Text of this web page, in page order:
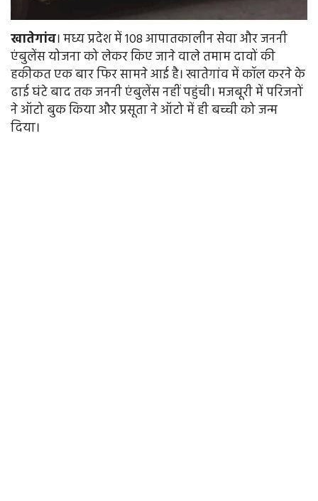
खातेगांव। मध्य प्रदेश में 108 आपातकालीन सेवा और जननी
एंबुलेंस योजना को लेकर किए जाने वाले तमाम दावों की
हकीकत एक बार फिर सामने आई है। खातेगांव में कॉल करने के
ढाई घंटे बाद तक जननी एंबुलेंस नहीं पहुंची। मजबूरी में परिजनों
ने ऑटो बुक किया और प्रसूता ने ऑटो में ही बच्ची को जन्म
दिया।